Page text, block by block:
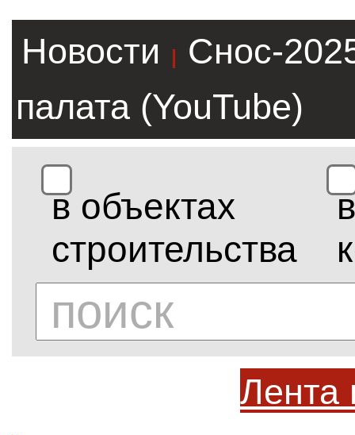
Новости |
Снос-
палата (YouTube)
в объектах
строительства
в
Лента